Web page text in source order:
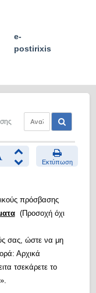
e-
postirixis
Εκτύπωση
πρόσβασης
(Προσοχή όχι
σας, ώστε να μη
Αρχικά
τσεκάρετε το